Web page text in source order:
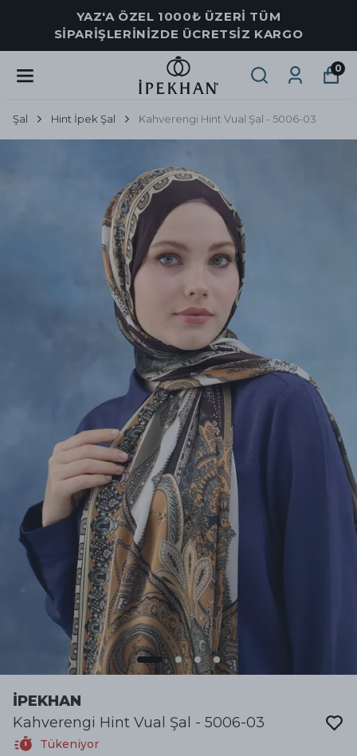
YAZ'A ÖZEL 1000₺ ÜZERİ TÜM
SİPARİŞLERİNİZDE ÜCRETSİZ KARGO
0
Şal Hint İpek Şal Kahverengi Hint Vual Şal - 5006-03
İPEKHAN
Kahverengi Hint Vual Şal - 5006-03
Tükeniyor